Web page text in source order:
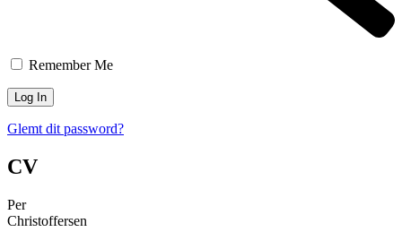
Remember Me
Glemt dit password?
CV
Per
Christoffersen